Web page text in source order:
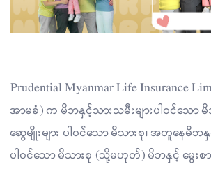
Prudential Myanmar Life Insurance
အာမခံ) က မိဘနှင့်သားသမီးများပါဝင်သော
ဆွေမျိုးများ ပါဝင်သော မိသားစု၊ အတူနေမိဘနှ
ပါဝင်သော မိသားစု (သို့မဟုတ်) မိဘနှင့် မွေးစာ